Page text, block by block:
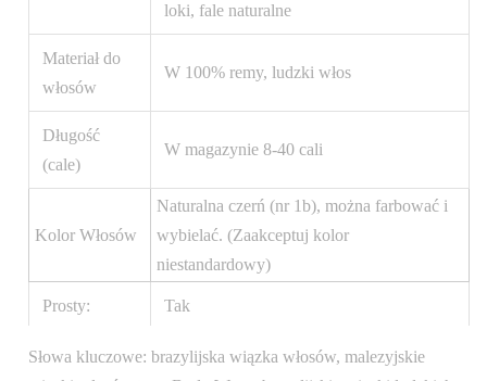
loki, fale naturalne
Materiał do
włosów
W 100% remy, ludzki włos
Długość
(cale)
W magazynie 8-40 cali
Kolor Włosów
Naturalna czerń (nr 1b), można farbować i
wybielać. (Zaakceptuj kolor
niestandardowy)
Prosty: Tak
Bezpieczna plastikowa torebka z etykietą
Słowa kluczowe: brazylijska wiązka włosów, malezyjskie